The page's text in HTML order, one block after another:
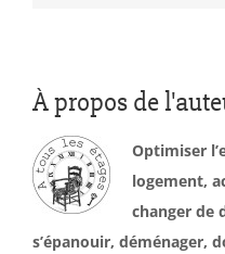
À propos de
Optimiser
logement,
changer de
s’épanouir, déménager,